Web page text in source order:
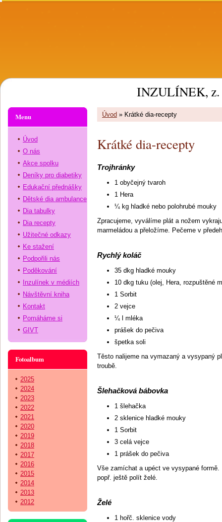
INZULÍNEK, z.
Úvod » Krátké dia-recepty
Krátké dia-recepty
Trojhránky
1 obyčejný tvaroh
1 Hera
¼ kg hladké nebo polohrubé mouky
Zpracujeme, vyválíme plát a nožem
marmeládou a přeložíme. Pečeme v
Rychlý koláč
35 dkg hladké mouky
10 dkg tuku (olej, Hera, rozpuštěné
1 Sorbit
2 vejce
¼ l mléka
prášek do pečiva
špetka soli
Těsto nalijeme na vymazaný a vysypaný
troubě.
Šlehačková bábovka
1 šlehačka
2 sklenice hladké mouky
1 Sorbit
3 celá vejce
1 prášek do pečiva
Vše zamíchat a upéct ve vysypané
popř. ještě polít želé.
Želé
1 hořč. sklenice vody
Menu
Úvod
O nás
Akce spolku
Deníky pro diabetiky
Edukační přednášky
Dětské dia ambulance
Dia tabulky
Dia recepty
Užitečné odkazy
Ke stažení
Podpořili nás
Poděkování
Inzulínek v médiích
Návštěvní kniha
Kontakt
Pomáháme si
GIVT
Fotoalbum
2025
2024
2023
2022
2021
2020
2019
2018
2017
2016
2015
2014
2013
2012